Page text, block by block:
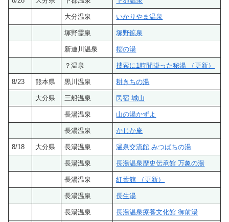
大分温泉 いかりやま温泉
塚野霊泉 塚野鉱泉
新連川温泉 櫻の湯
？温泉 捜索に1時間掛った秘湯 （更新）
8/23 熊本県 黒川温泉 耕きちの湯
大分県 三船温泉 民宿 城山
長湯温泉 山の湯かずよ
長湯温泉 かじか庵
8/18 大分県 長湯温泉 温泉交流館 みつばちの湯
長湯温泉 長湯温泉歴史伝承館 万象の湯
長湯温泉 紅葉館 （更新）
長湯温泉 長生湯
長湯温泉 長湯温泉療養文化館 御前湯